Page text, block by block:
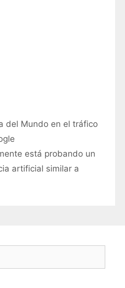
del Mundo en el tráfico
está probando un
artificial similar a